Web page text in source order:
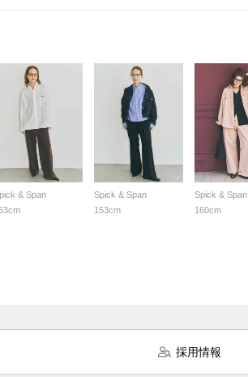
& Span
Spick & Span
153cm
Spick & Span
160cm
採用情報